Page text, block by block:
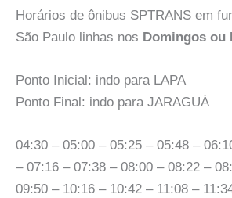
Horários de ônibus SPTRANS em
São Paulo linhas nos Domingos ou
Ponto Inicial: indo para LAPA
Ponto Final: indo para JARAGUÁ
04:30 – 05:00 – 05:25 – 05:48 –
– 07:16 – 07:38 – 08:00 – 08:22 –
09:50 – 10:16 – 10:42 – 11:08 –